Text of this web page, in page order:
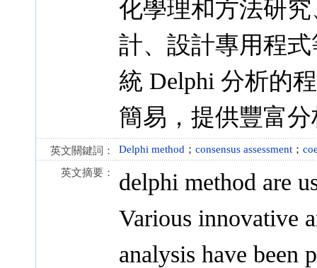
化學理和方法研
計、設計專用程
統 Delphi 分析的
簡易，提供豐富
英文關鍵詞： Delphi method ； consensus assessment ；
英文摘要：
delphi method are
Various innovative
analysis have been